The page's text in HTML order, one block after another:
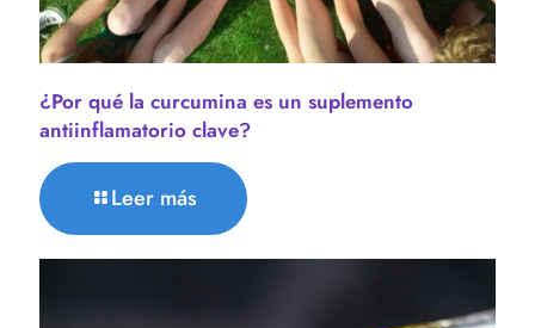
¿Por qué la curcumina es un suplemento
antiinflamatorio clave?
Leer más